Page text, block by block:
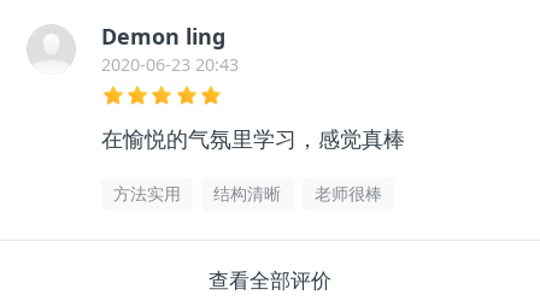
Demon ling
2020-06-23 20:43
在愉悦的气氛里学习，感觉真棒
方法实用 结构清晰 老师很棒
查看全部评价